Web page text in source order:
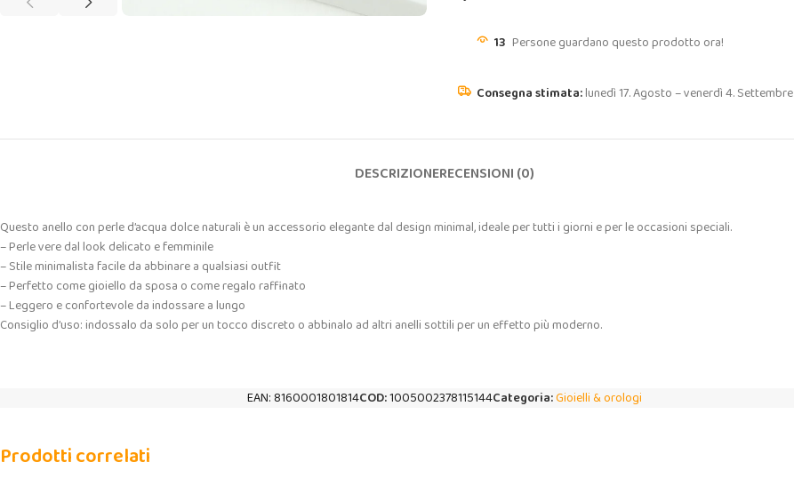
13 Persone guardano questo prodotto ora!
lunedì 17. Agosto – venerdì 4. Settembre
DESCRIZIONERECENSIONI (0)
Questo anello con perle d’acqua dolce naturali è un accessorio elegante dal design minimal, ideale per tutti i giorni e per le occasioni speciali.
– Perle vere dal look delicato e femminile
– Stile minimalista facile da abbinare a qualsiasi outfit
– Perfetto come gioiello da sposa o come regalo raffinato
– Leggero e confortevole da indossare a lungo
Consiglio d’uso: indossalo da solo per un tocco discreto o abbinalo ad altri anelli sottili per un effetto più moderno.
EAN:8160001801814COD:1005002378115144Categoria:Gioielli & orologi
Prodotti correlati